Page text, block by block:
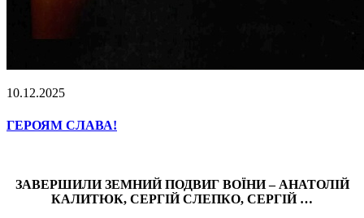
10.12.2025
ГЕРОЯМ СЛАВА!
ЗАВЕРШИЛИ ЗЕМНИЙ ПОДВИГ ВОЇНИ – АНАТОЛІЙ
КАЛИТЮК, СЕРГІЙ СЛЕПКО, СЕРГІЙ …